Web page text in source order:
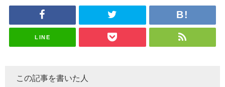
がこちら
ざわつかせ
「ラヴィッ
スタジオ出
ざわつかせ
さんに恐怖
ナンタラ】
LINE
この記事を書いた人